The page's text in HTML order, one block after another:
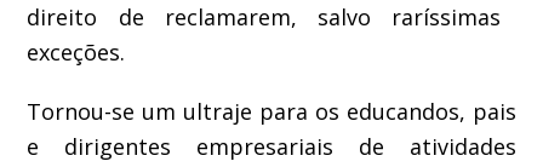
direito de reclamarem, salvo raríssimas
exceções.
Tornou-se um ultraje para os educandos, pais
e dirigentes empresariais de atividades